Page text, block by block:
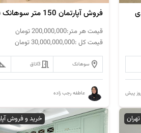
قیمت هر متر:200,000,000تومان
قیمت کل :30,000,000,000تومان
سوهانک 3اتاق
عاطفه رجب زاده
خرید و فروش